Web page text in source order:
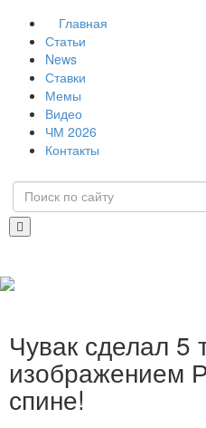
Главная
Статьи
News
Ставки
Мемы
Видео
ЧМ 2026
Контакты
Чувак сделал 5
изображением
спине!